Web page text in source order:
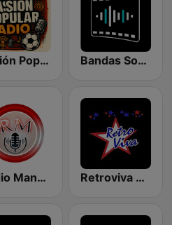
Pasión Popular FPC Bandas Sonoras
Radio Manantial Plateado Cauca Retroviva Rock